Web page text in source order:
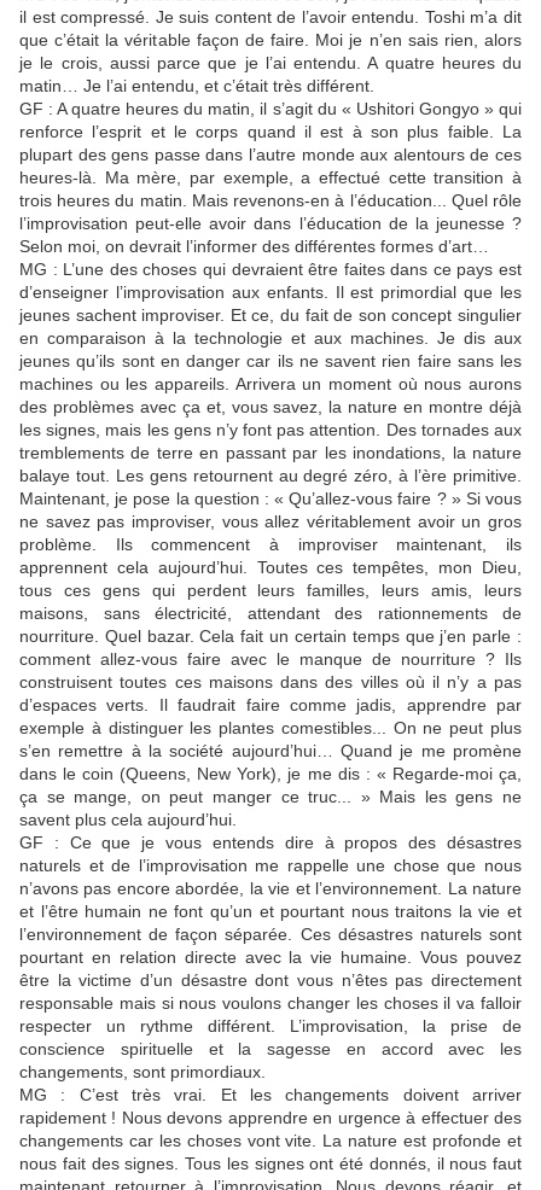
il est compressé. Je suis content de l’avoir entendu. Toshi m’a dit
que c’était la véritable façon de faire. Moi je n’en sais rien, alors
je le crois, aussi parce que je l’ai entendu. A quatre heures du
matin… Je l’ai entendu, et c’était très différent.
GF : A quatre heures du matin, il s’agit du « Ushitori Gongyo » qui
renforce l’esprit et le corps quand il est à son plus faible. La
plupart des gens passe dans l’autre monde aux alentours de ces
heures-là. Ma mère, par exemple, a effectué cette transition à
trois heures du matin. Mais revenons-en à l’éducation... Quel rôle
l’improvisation peut-elle avoir dans l’éducation de la jeunesse ?
Selon moi, on devrait l’informer des différentes formes d’art…
MG : L’une des choses qui devraient être faites dans ce pays est
d’enseigner l’improvisation aux enfants. Il est primordial que les
jeunes sachent improviser. Et ce, du fait de son concept singulier
en comparaison à la technologie et aux machines. Je dis aux
jeunes qu’ils sont en danger car ils ne savent rien faire sans les
machines ou les appareils. Arrivera un moment où nous aurons
des problèmes avec ça et, vous savez, la nature en montre déjà
les signes, mais les gens n’y font pas attention. Des tornades aux
tremblements de terre en passant par les inondations, la nature
balaye tout. Les gens retournent au degré zéro, à l’ère primitive.
Maintenant, je pose la question : « Qu’allez-vous faire ? » Si vous
ne savez pas improviser, vous allez véritablement avoir un gros
problème. Ils commencent à improviser maintenant, ils
apprennent cela aujourd’hui. Toutes ces tempêtes, mon Dieu,
tous ces gens qui perdent leurs familles, leurs amis, leurs
maisons, sans électricité, attendant des rationnements de
nourriture. Quel bazar. Cela fait un certain temps que j’en parle :
comment allez-vous faire avec le manque de nourriture ? Ils
construisent toutes ces maisons dans des villes où il n’y a pas
d’espaces verts. Il faudrait faire comme jadis, apprendre par
exemple à distinguer les plantes comestibles... On ne peut plus
s’en remettre à la société aujourd’hui… Quand je me promène
dans le coin (Queens, New York), je me dis : « Regarde-moi ça,
ça se mange, on peut manger ce truc... » Mais les gens ne
savent plus cela aujourd’hui.
GF : Ce que je vous entends dire à propos des désastres
naturels et de l’improvisation me rappelle une chose que nous
n’avons pas encore abordée, la vie et l’environnement. La nature
et l’être humain ne font qu’un et pourtant nous traitons la vie et
l’environnement de façon séparée. Ces désastres naturels sont
pourtant en relation directe avec la vie humaine. Vous pouvez
être la victime d’un désastre dont vous n’êtes pas directement
responsable mais si nous voulons changer les choses il va falloir
respecter un rythme différent. L’improvisation, la prise de
conscience spirituelle et la sagesse en accord avec les
changements, sont primordiaux.
MG : C’est très vrai. Et les changements doivent arriver
rapidement ! Nous devons apprendre en urgence à effectuer des
changements car les choses vont vite. La nature est profonde et
nous fait des signes. Tous les signes ont été donnés, il nous faut